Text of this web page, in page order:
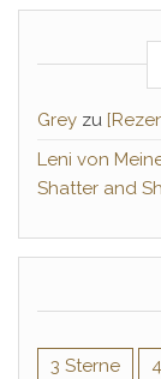
Grey zu
Leni von
Shatter and
3 Sterne